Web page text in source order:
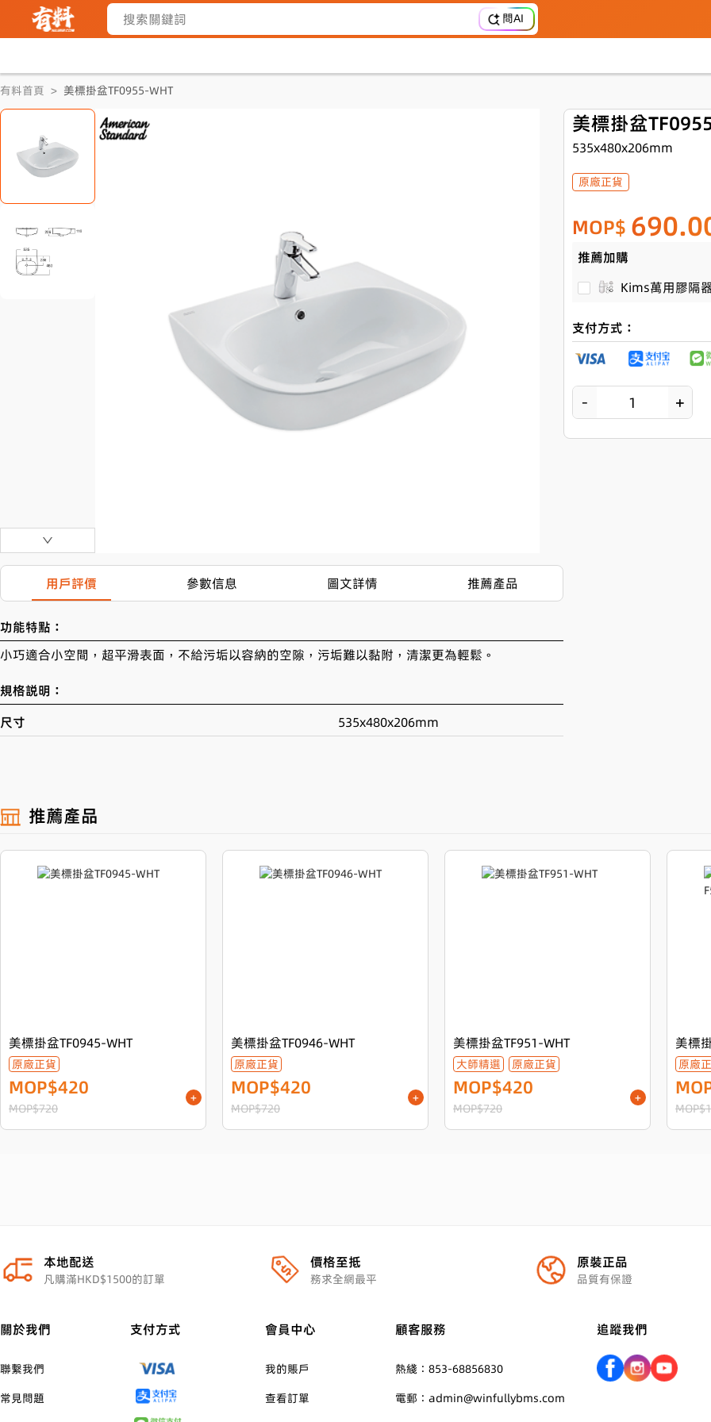
問AI
有料首頁 > 美標掛盆TF0955-WHT
用戶評價 參數信息 圖文詳情 推薦產品
功能特點：
小巧適合小空間，超平滑表面，不給污垢以容納的空隙，污垢難以黏附，清潔更為輕鬆。
規格説明：
尺寸
535x480x206mm
美標掛盆TF0955-WHT — 小空間的時尚精選
一抹現代時尚風格。它的精巧尺寸535x480x206mm，完美適合小空間，為您的衛浴環境增添一份節約空間的智
美標掛盆
535x480x206mm
原廠正貨
MOP$
推薦加購
Kims萬用膠隔
支付方式：
－ 1 ＋
推薦產品
美標掛盆TF0945-WHT
原廠正貨
MOP$420
MOP$720
+
美標掛盆TF0946-WHT
原廠正貨
MOP$420
MOP$720
+
美標掛盆TF951-WHT
大師精選 原廠正貨
MOP$420
MOP$720
+
美標
原廠
本地配送
凡購滿HKD$1500的訂單
價格至抵
務求全網最平
原裝正品
品質有保證
關於我們
聯繫我們
常見問題
支付方式 會員中心
我的賬戶
查看訂單
顧客服務
熱綫：853-68856830
電郵：admin@winfullybms.com
追蹤我們